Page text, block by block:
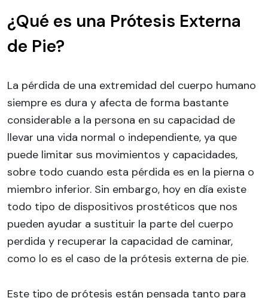
¿Qué es una Prótesis Externa
de Pie?
La pérdida de una extremidad del cuerpo humano
siempre es dura y afecta de forma bastante
considerable a la persona en su capacidad de
llevar una vida normal o independiente, ya que
puede limitar sus movimientos y capacidades,
sobre todo cuando esta pérdida es en la pierna o
miembro inferior. Sin embargo, hoy en día existe
todo tipo de dispositivos prostéticos que nos
pueden ayudar a sustituir la parte del cuerpo
perdida y recuperar la capacidad de caminar,
como lo es el caso de la prótesis externa de pie.
Este tipo de prótesis están pensada tanto para